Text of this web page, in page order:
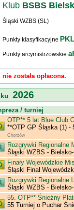
Klub BSBS
Śląski WZBS (SL)
Punkty klasyfikacyjne
Punkty arcymistrzowskie
została opłacona.
2026
/ turniej
OTP** 5 lat Blue Club
**OTP GP Śląska (1) -
Chorzów
Rozgrywki Regionalne
Śląski WZBS - Bielsko-
Finały Wojewódzkie
Śląski Finał
Rozgrywki Regionalne
Śląski WZBS - Bielsko-
55. OTP** Śnieżny
55 Turniej o Puchar